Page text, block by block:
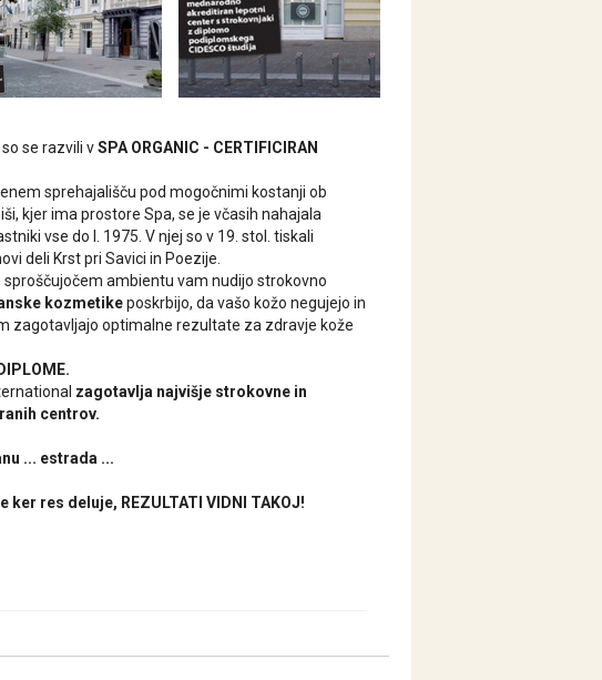
se razvili vSPA ORGANIC - CERTIFICIRAN
sprehajališču pod mogočnimi kostanji ob
kjer ima prostore Spa, se je včasih nahajala
vse do l. 1975. V njej so v 19. stol. tiskali
deli Krst pri Savici in Poezije.
sproščujočem ambientu vam nudijo strokovno
kozmetikeposkrbijo, da vašo kožo negujejo in
zagotavljajo optimalne rezultate za zdravje kože
zagotavlja najvišje strokovne in
centrov.
... estrada ...
res deluje, REZULTATI VIDNI TAKOJ!